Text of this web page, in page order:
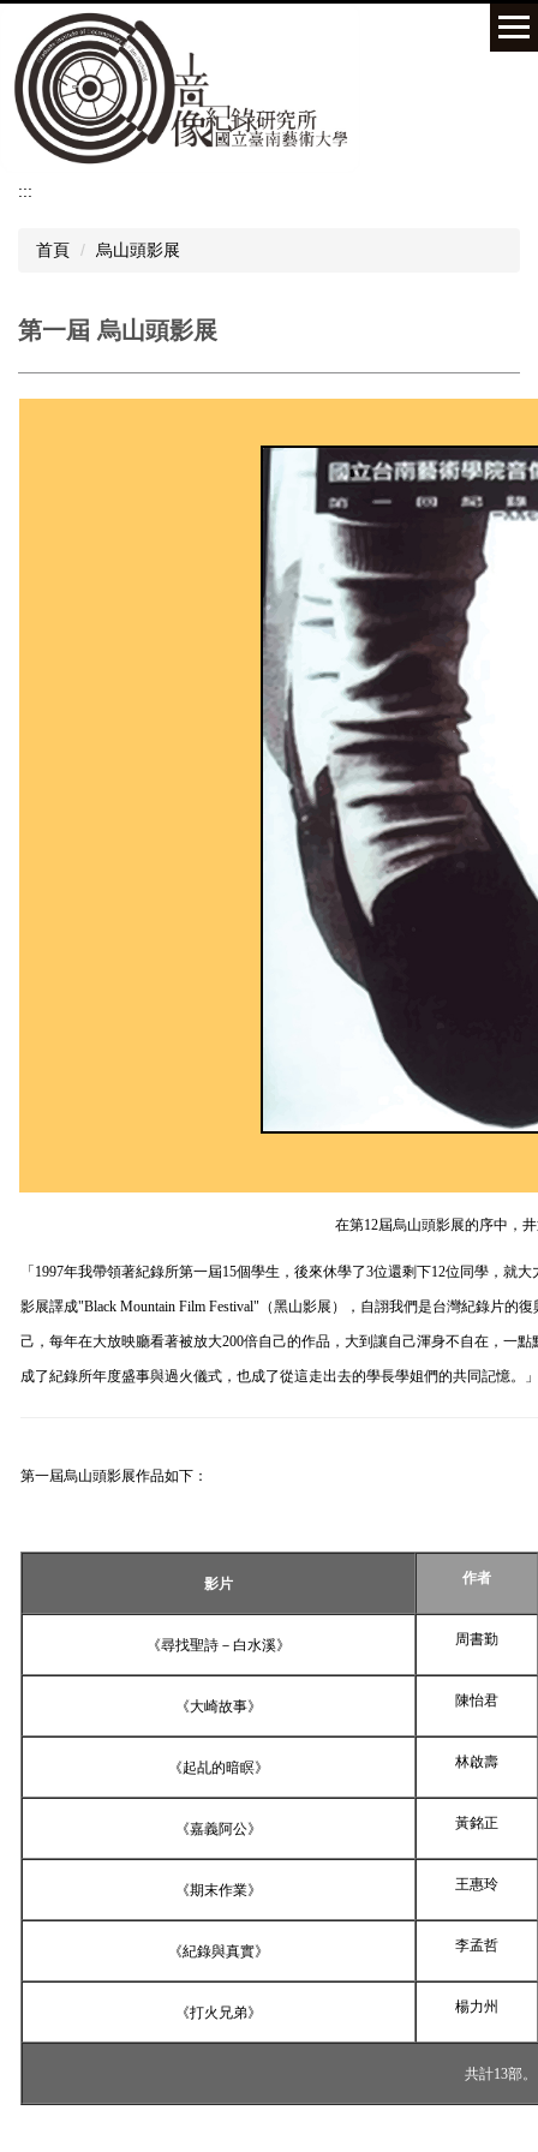
到
主
要
內
:::
首頁 烏山頭影展
第一屆 烏山頭影展
在第12屆烏山頭影展的序中，
「 1997年我帶領著紀錄所第一屆15個學生，後來休學了3位還剩下12位同學，就大
影展譯成"Black Mountain Film Festival"（黑山影展），自詡我們是台灣紀錄片的
己，每年在大放映廳看著被放大200倍自己的作品，大到讓自己渾身不自在，一點
成了紀錄所年度盛事與過火儀式，也成了從這走出去的學長學姐們的共同記憶。」
第一屆烏山頭影展作品如下：
影片 作者
《尋找聖詩－白水溪》 周書勤
《大崎故事》 陳怡君
《起乩的暗瞑》 林啟壽
《嘉義阿公》 黃銘正
《期末作業》 王惠玲
《紀錄與真實》 李孟哲
《打火兄弟》 楊力州
共計13部。